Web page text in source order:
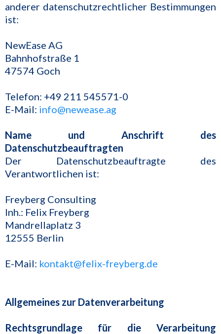
anderer datenschutzrechtlicher Bestimmungen
ist:
NewEase AG
Bahnhofstraße 1
47574 Goch
Telefon: +49 211 545571-0
E-Mail: info@newease.ag
Name und Anschrift des
Datenschutzbeauftragten
Der Datenschutzbeauftragte des
Verantwortlichen ist:
Freyberg Consulting
Inh.: Felix Freyberg
Mandrellaplatz 3
12555 Berlin
E-Mail: kontakt@felix-freyberg.de
Allgemeines zur Datenverarbeitung
Rechtsgrundlage für die Verarbeitung